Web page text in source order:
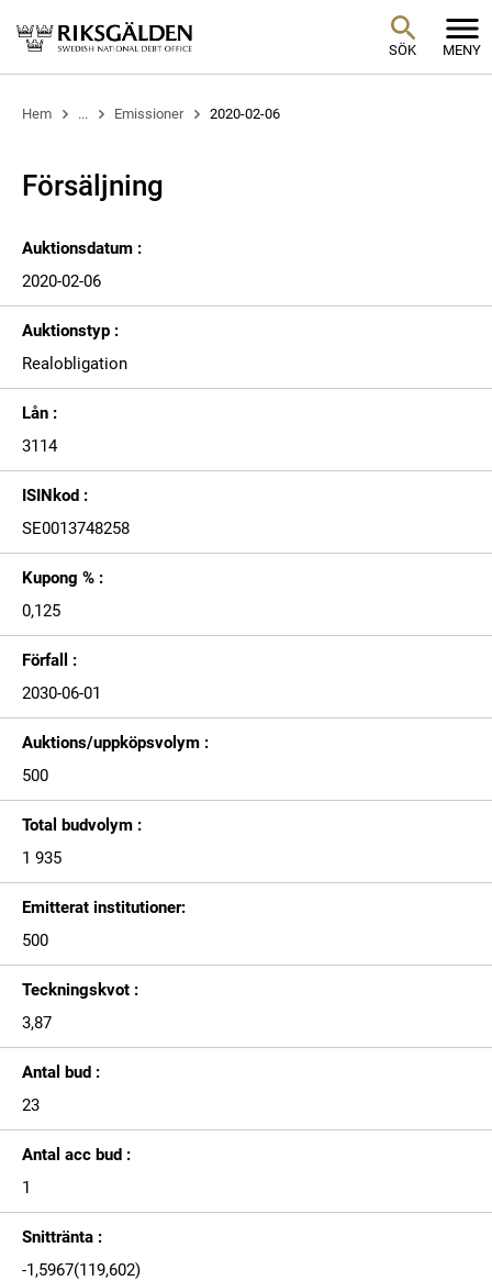
SÖK MENY
Hem ... Emissioner 2020-02-06
Försäljning
Auktionsdatum :
2020-02-06
Auktionstyp :
Realobligation
Lån :
3114
ISINkod :
SE0013748258
Kupong % :
0,125
Förfall :
2030-06-01
Auktions/uppköpsvolym :
500
Total budvolym :
1 935
Emitterat institutioner:
500
Teckningskvot :
3,87
Antal bud :
23
Antal acc bud :
1
Snittränta :
-1,5967(119,602)